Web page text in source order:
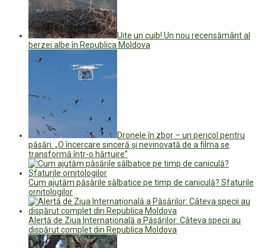
Uite un cuib! Un nou recensământ al
berzei albe în Republica Moldova
Dronele în zbor – un pericol pentru
păsări. „O încercare sinceră și nevinovată de a filma se
transformă într-o hărțuire”
Cum ajutăm păsările sălbatice pe timp de caniculă? Sfaturile
ornitologilor
Alertă de Ziua Internațională a Păsărilor: Câteva specii au
dispărut complet din Republica Moldova